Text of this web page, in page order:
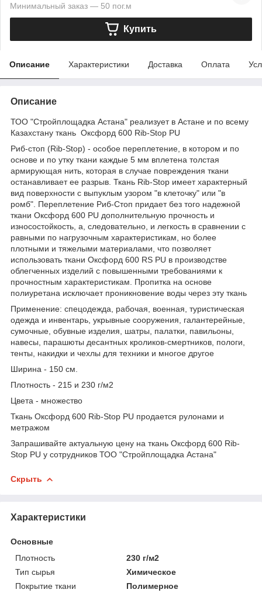
Минимальный заказ — 50 пог.м
Купить
Описание Характеристики Доставка Оплата
Описание
ТОО "Стройплощадка Астана" реализует в Астане и по всему
Казахстану ткань Оксфорд 600 Rib-Stop PU
Риб-стоп (Rib-Stop) - особое переплетение, в котором и по
основе и по утку ткани каждые 5 мм вплетена толстая
армирующая нить, которая в случае повреждения ткани
останавливает ее разрыв. Ткань Rib-Stop имеет характерный
вид поверхности с выпуклым узором "в клеточку" или "в
ромб". Переплетение Риб-Стоп придает без того надежной
ткани Оксфорд 600 PU дополнительную прочность и
износостойкость, а, следовательно, и легкость в сравнении с
равными по нагрузочным характеристикам, но более
плотными и тяжелыми материалами, что позволяет
использовать ткани Оксфорд 600 RS PU в производстве
облегченных изделий с повышенными требованиями к
прочностным характеристикам. Пропитка на основе
полиуретана исключает проникновение воды через эту ткань
Применение: спецодежда, рабочая, военная, туристическая
одежда и инвентарь, укрывные сооружения, галантерейные,
сумочные, обувные изделия, шатры, палатки, павильоны,
навесы, парашюты десантных кроликов-смертников, пологи,
тенты, накидки и чехлы для техники и многое другое
Ширина - 150 см.
Плотность - 215 и 230 г/м2
Цвета - множество
Ткань Оксфорд 600 Rib-Stop PU продается рулонами и
метражом
Запрашивайте актуальную цену на ткань Оксфорд 600 Rib-
Stop PU у сотрудников ТОО "Стройплощадка Астана"
Скрыть
Характеристики
Основные
Плотность
230 г/м2
Тип сырья
Химическое
Покрытие ткани
Полимерное